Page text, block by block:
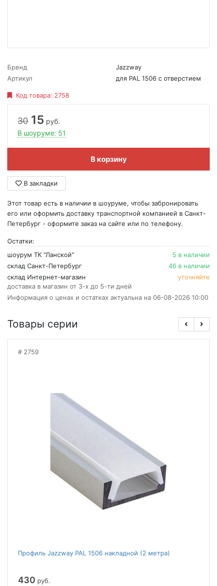
Бренд
Jazzway
Артикул
для PAL 1506 с отверстием
Код товара: 2758
30 15 руб.
В шоуруме: 51
В корзину
В закладки
Этот товар есть в наличии в шоуруме, чтобы забронировать
его или оформить доставку транспортной компанией в Санкт-
Петербург - оформите заказ на сайте или по телефону.
Остатки:
шоурум ТК "Ланской"
5 в наличии
склад Санкт-Петербург
46 в наличии
склад Интернет-магазин
уточняйте
доставка в магазин от 3-х до 5-ти дней
Информация о ценах и остатках актуальна на 06-08-2026 10:00
Товары серии
2759
Профиль Jazzway PAL 1506 накладной (2 метра)
430 руб.